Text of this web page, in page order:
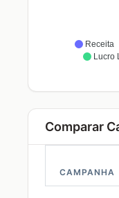
Receita
Lucro
Comparar
CAMPANHA